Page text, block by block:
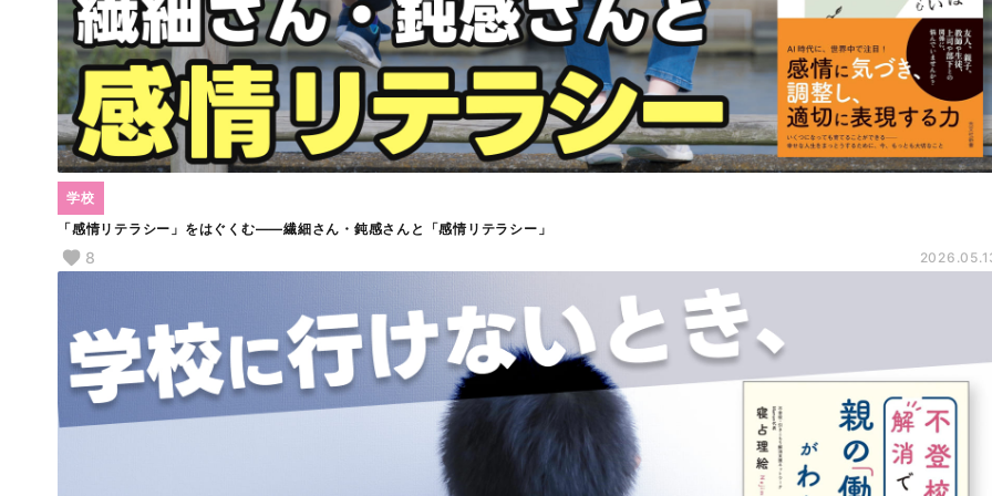
「感情リテラシー」をはぐくむ――繊細さん・鈍感さんと「感情リテラシー」
学校
8